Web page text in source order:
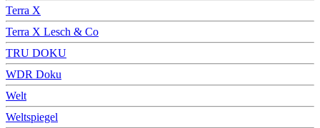
Terra X
Terra X Lesch & Co
TRU DOKU
WDR Doku
Welt
Weltspiegel